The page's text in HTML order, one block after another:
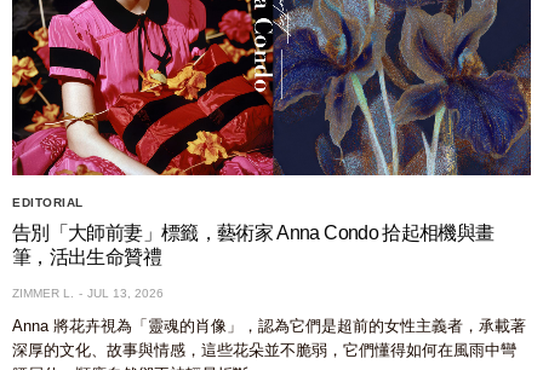
EDITORIAL
告別「大師前妻」標籤，藝術家 Anna Condo 拾起相機與畫
筆，活出生命贊禮
ZIMMER L. JUL 13, 2026
Anna 將花卉視為「靈魂的肖像」，認為它們是超前的女性主義者，承載著
深厚的文化、故事與情感，這些花朵並不脆弱，它們懂得如何在風雨中彎